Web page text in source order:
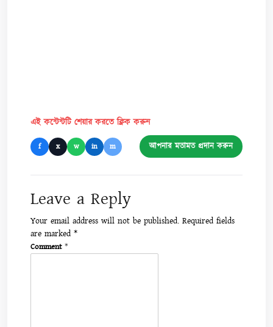
এই কন্টেন্টটি শেয়ার করতে ক্লিক করুন
f x w in m আপনার মতামত প্রদান করুন
Leave a Reply
Your email address will not be published. Required fields
are marked *
Comment *